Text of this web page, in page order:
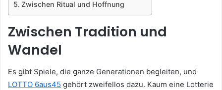
Zwischen Ritual und Hoffnung
Zwischen Tradition und
Wandel
Es gibt Spiele, die ganze Generationen begleiten, und
LOTTO 6aus45 gehört zweifellos dazu. Kaum eine Lotterie